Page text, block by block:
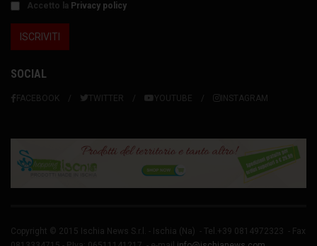
Accetto la Privacy policy
SOCIAL
FACEBOOK TWITTER YOUTUBE INSTAGRAM
Copyright © 2015 Ischia News S.r.l. - Ischia (Na) - Tel.+39 0814972323 - Fax